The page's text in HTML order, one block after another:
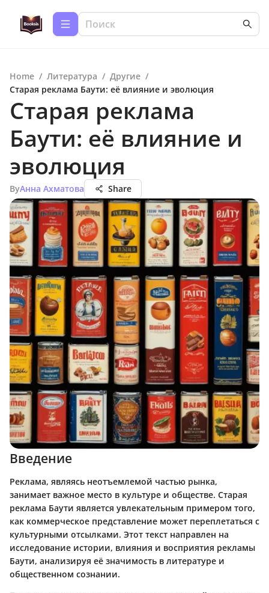
Home / Литература / Другие /
Старая реклама Баути: её влияние и эволюция
Старая реклама
Баути: её влияние и
эволюция
ByАнна Ахматова Share
Введение
Реклама, являясь неотъемлемой частью рынка,
занимает важное место в культуре и обществе. Старая
реклама Баути является увлекательным примером того,
как коммерческое представление может переплетаться с
культурными отсылками. Этот текст направлен на
исследование истории, влияния и восприятия рекламы
Баути, анализируя её значимость в литературе и
общественном сознании.